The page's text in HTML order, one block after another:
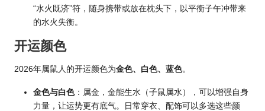
“水火既济”符，随身携带或放在枕头下，以平衡子午冲带来
的水火失衡。
开运颜色
2026年属鼠人的开运颜色为金色、白色、蓝色。
金色与白色：属金，金能生水（子鼠属水），可以增强自身
力量，让运势更有底气。日常穿衣、配饰可以多选这些颜